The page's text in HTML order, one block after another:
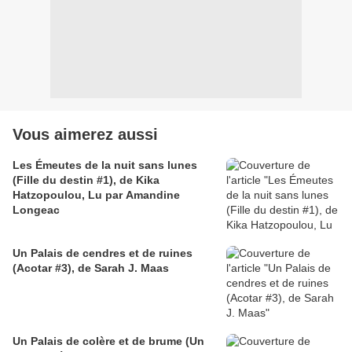
Vous aimerez aussi
Les Émeutes de la nuit sans lunes
(Fille du destin #1), de Kika
Hatzopoulou, Lu par Amandine
Longeac
Un Palais de cendres et de ruines
(Acotar #3), de Sarah J. Maas
Un Palais de colère et de brume (Un